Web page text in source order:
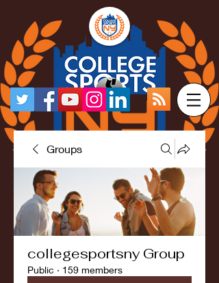
Groups
collegesportsny Group
Public · 159 members